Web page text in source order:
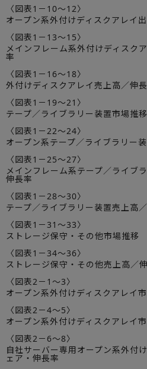
〈図表1－10～12〉
オープン系外付けディスクアレイ
〈図表1－13～15〉
メインフレーム系外付けディスク
率
〈図表1－16～18〉
外付けディスクアレイ売上高／伸
〈図表1－19～21〉
テープ／ライブラリー装置市場推移
〈図表1－22～24〉
オープン系テープ／ライブラリー
〈図表1－25～27〉
メインフレーム系テープ／ライブ
伸長率
〈図表1－28～30〉
テープ／ライブラリー装置売上高
〈図表1－31～33〉
ストレージ保守・その他市場推移
〈図表1－34～36〉
ストレージ保守・その他売上高／
〈図表2－1～3〉
オープン系外付けディスクアレイ
〈図表2－4～5〉
オープン系外付けディスクアレイ
〈図表2－6～8〉
自社サーバー専用オープン系外付
ェア・伸長率